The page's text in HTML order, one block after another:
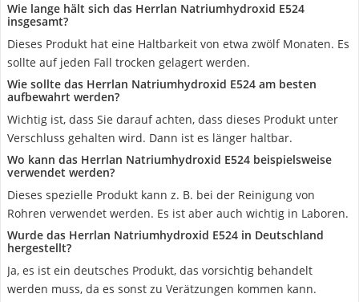
Wie lange hält sich das Herrlan Natriumhydroxid E524
insgesamt?
Dieses Produkt hat eine Haltbarkeit von etwa zwölf Monaten. Es
sollte auf jeden Fall trocken gelagert werden.
Wie sollte das Herrlan Natriumhydroxid E524 am besten
aufbewahrt werden?
Wichtig ist, dass Sie darauf achten, dass dieses Produkt unter
Verschluss gehalten wird. Dann ist es länger haltbar.
Wo kann das Herrlan Natriumhydroxid E524 beispielsweise
verwendet werden?
Dieses spezielle Produkt kann z. B. bei der Reinigung von
Rohren verwendet werden. Es ist aber auch wichtig in Laboren.
Wurde das Herrlan Natriumhydroxid E524 in Deutschland
hergestellt?
Ja, es ist ein deutsches Produkt, das vorsichtig behandelt
werden muss, da es sonst zu Verätzungen kommen kann.